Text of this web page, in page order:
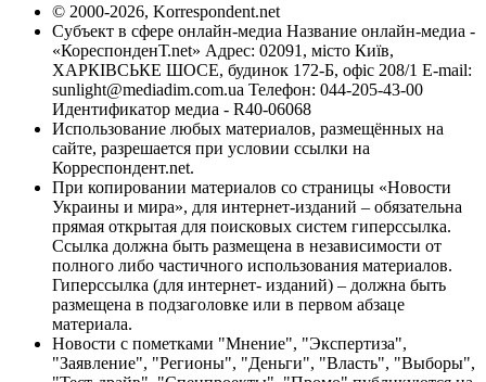
© 2000-2026, Korrespondent.net
Субъект в сфере онлайн-медиа Название онлайн-медиа -
«КореспонденТ.net» Адрес: 02091, місто Київ,
ХАРКІВСЬКЕ ШОСЕ, будинок 172-Б, офіс 208/1 E-mail:
sunlight@mediadim.com.ua Телефон: 044-205-43-00
Идентификатор медиа - R40-06068
Использование любых материалов, размещённых на
сайте, разрешается при условии ссылки на
Корреспондент.net.
При копировании материалов со страницы «Новости
Украины и мира», для интернет-изданий – обязательна
прямая открытая для поисковых систем гиперссылка.
Ссылка должна быть размещена в независимости от
полного либо частичного использования материалов.
Гиперссылка (для интернет- изданий) – должна быть
размещена в подзаголовке или в первом абзаце
материала.
Новости с пометками "Мнение", "Экспертиза",
"Заявление", "Регионы", "Деньги", "Власть", "Выборы",